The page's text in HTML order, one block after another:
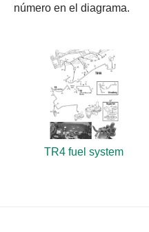
número en el diagrama.
TR4 fuel system